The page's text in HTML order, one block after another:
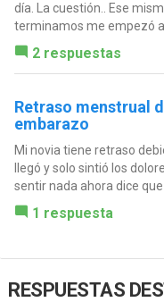
día. La cuestión.. Ese
terminamos me empezó a
2 respuestas
Retraso menstrual
embarazo
Mi novia tiene retraso
llegó y solo sintió los
sentir nada ahora dice
1 respuesta
RESPUESTAS